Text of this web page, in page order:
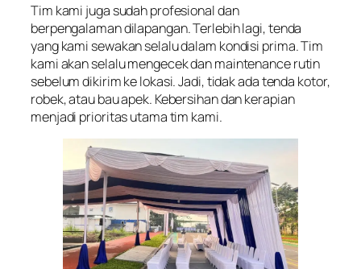
Tim kami juga sudah profesional dan
berpengalaman dilapangan. Terlebih lagi, tenda
yang kami sewakan selalu dalam kondisi prima. Tim
kami akan selalu mengecek dan maintenance rutin
sebelum dikirim ke lokasi. Jadi, tidak ada tenda kotor,
robek, atau bau apek. Kebersihan dan kerapian
menjadi prioritas utama tim kami.